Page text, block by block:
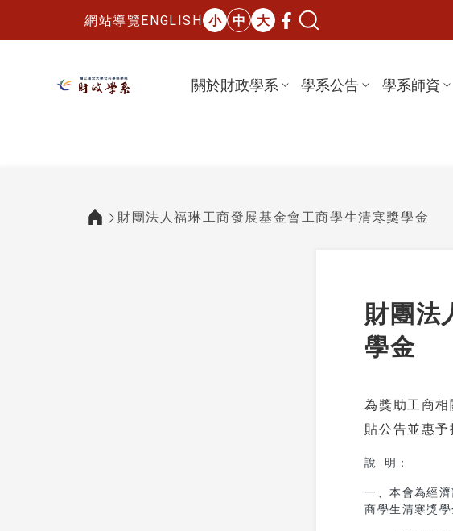
網站導覽ENGLISH 小 中 大
國立臺北大學財政學系
:::
關於財政學系 學系公告 學系師資
財團法人福琳工商發展基金會工商學生清寒獎學金
財團法
學金
為獎助工商
貼公告並惠予
說 明：
一、本會為經
商學生清寒獎學